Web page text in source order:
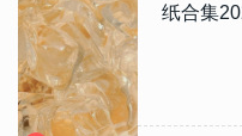
纸合集